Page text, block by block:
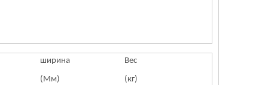
ширина Вес
(Мм) (кг)